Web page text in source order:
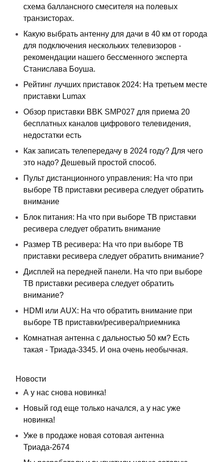
схема баллансного смесителя на полевых
транзисторах.
Какую выбрать антенну для дачи в 40 км от города
для подключения нескольких телевизоров -
рекомендации нашего бессменного эксперта
Станислава Боуша.
Рейтинг лучших приставок 2024: На третьем месте
приставки Lumax
Обзор приставки BBK SMP027 для приема 20
бесплатных каналов цифрового телевидения,
недостатки есть
Как записать телепередачу в 2024 году? Для чего
это надо? Дешевый простой способ.
Пульт дистанционного управления: На что при
выборе ТВ приставки ресивера следует обратить
внимание
Блок питания: На что при выборе ТВ приставки
ресивера следует обратить внимание
Размер ТВ ресивера: На что при выборе ТВ
приставки ресивера следует обратить внимание?
Дисплей на передней панели. На что при выборе
ТВ приставки ресивера следует обратить
внимание?
HDMI или AUX: На что обратить внимание при
выборе ТВ приставки/ресивера/приемника
Комнатная антенна с дальностью 50 км? Есть
такая - Триада-3345. И она очень необычная.
Новости
А у нас снова новинка!
Новый год еще только начался, а у нас уже
новинка!
Уже в продаже новая сотовая антенна
Триада-2674